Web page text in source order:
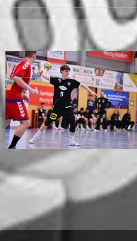
Internationaler
Jugendhandball in